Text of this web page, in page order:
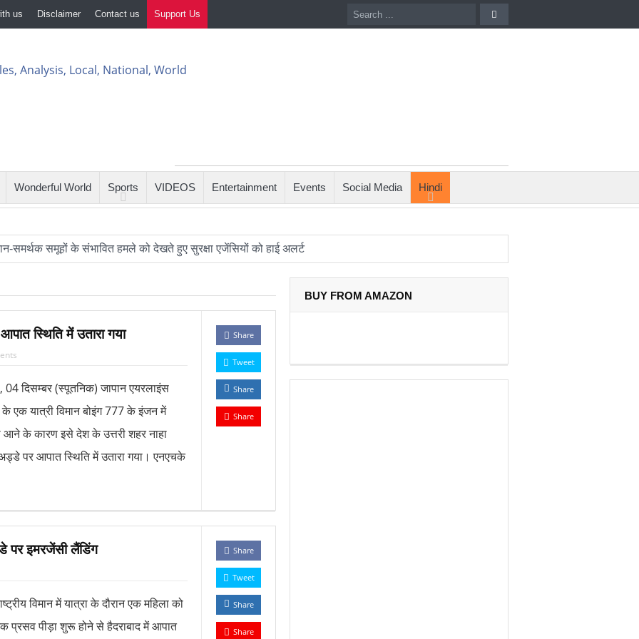
us Disclaimer Contact us Support Us
Wonderful World Sports VIDEOS Entertainment Events Social Media Hindi
समर्थक समूहों के संभावित हमले को देखते हुए सुरक्षा एजेंसियों को हाई अलर्ट
से भटका SpaceX रॉकेट आज चंद्रमा से टकराएगा
जहाँ शानदार इमामबाड़ा,नवाबी शान और इतिहास साँस लेता था
में दो ह्यूमनॉइड रोबोट्स की शादी हुई
यह आखिरी मौका है, ट्रंप ने एक बार फिर ईरान को धमकी दी
ईरानी राष्ट्रपति ने इस्तीफ़े और अंदरूनी मतभेदों की खबरों को नकारा
का मोहर्रम: अज़ादारी, तहज़ीब और साझी विरासत की जीवित दास्तान
स्थिति में उतारा गया
04 दिसम्बर (स्पूतनिक) जापान एयरलाइंस
एक यात्री विमान बोइंग 777 के इंजन में
आने के कारण इसे देश के उत्तरी शहर नाहा
पर आपात स्थिति में उतारा गया। एनएचके
Share
Tweet
Share
Share
पर इमरजेंसी लैंडिंग
विमान में यात्रा के दौरान एक महिला को
प्रसव पीड़ा शुरू होने से हैदराबाद में आपात
Share
Tweet
Share
Share
BUY FROM AMAZON